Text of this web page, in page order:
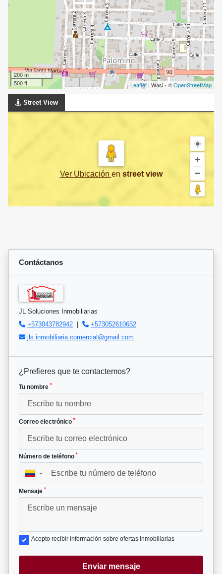
200 m
500 ft
Leaflet | Wasi - ©OpenStreetMap
Street View
Ver Ubicación en street view
Contáctanos
JL Soluciones Inmobiliarias
+573043782942 |
+573052610652
jls.inmobiliaria.comercial@gmail.com
¿Prefieres que te contactemos?
Tu nombre *
Correo electrónico *
Número de teléfono *
▼
Mensaje *
Acepto recibir información sobre ofertas inmobiliarias
Enviar mensaje